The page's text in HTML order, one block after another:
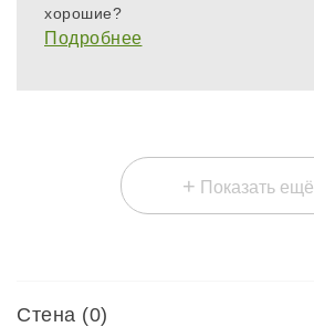
хорошие?
Подробнее
+ Показать ещё
Стена (0)